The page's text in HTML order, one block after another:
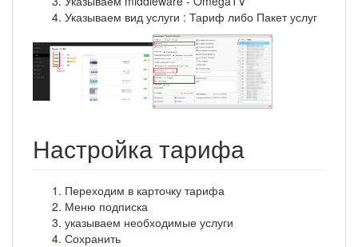
Указываем вид услуги : Тариф либо Пакет услуг
Настройка тарифа
Переходим в карточку тарифа
Меню подписка
указываем необходимые услуги
Сохранить